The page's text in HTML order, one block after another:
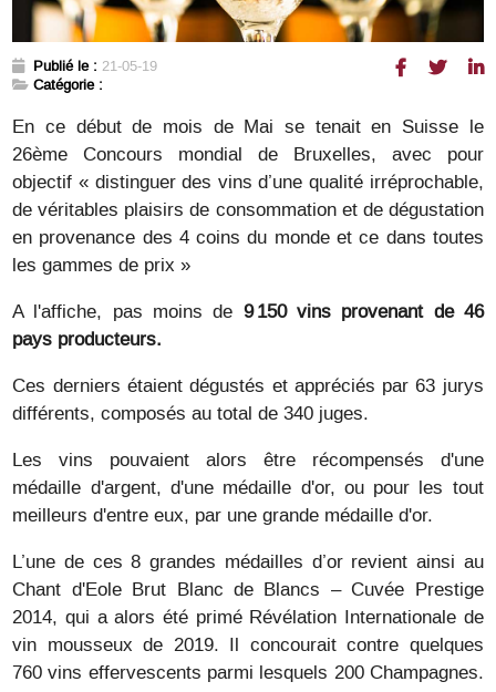
Publié le : 21-05-19
Catégorie :
En ce début de mois de Mai se tenait en Suisse le
26ème Concours mondial de Bruxelles, avec pour
objectif « distinguer des vins d’une qualité irréprochable,
de véritables plaisirs de consommation et de dégustation
en provenance des 4 coins du monde et ce dans toutes
les gammes de prix »
A l'affiche, pas moins de 9 150 vins provenant de 46
pays producteurs.
Ces derniers étaient dégustés et appréciés par 63 jurys
différents, composés au total de 340 juges.
Les vins pouvaient alors être récompensés d'une
médaille d'argent, d'une médaille d'or, ou pour les tout
meilleurs d'entre eux, par une grande médaille d'or.
L’une de ces 8 grandes médailles d’or revient ainsi au
Chant d'Eole Brut Blanc de Blancs – Cuvée Prestige
2014, qui a alors été primé Révélation Internationale de
vin mousseux de 2019. Il concourait contre quelques
760 vins effervescents parmi lesquels 200 Champagnes.